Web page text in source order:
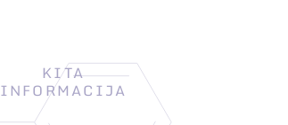
KITA
INFORMACIJA